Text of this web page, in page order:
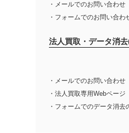
・メールでのお問い合わせ
・フォームでのお問い合わ
法人買取・データ消
・メールでのお問い合わせ
・法人買取専用Webページ
・フォームでのデータ消去